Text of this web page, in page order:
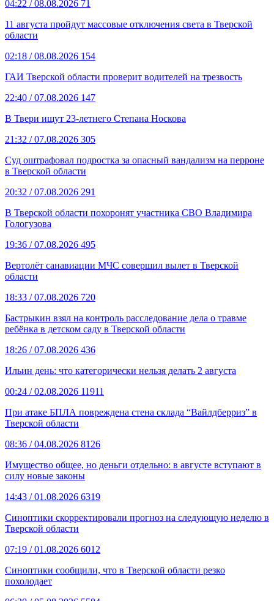
04:22 / 08.08.2026 71
11 августа пройдут массовые отключения света в Тверской
области
02:18 / 08.08.2026 154
ГАИ Тверской области проверит водителей на трезвость
22:40 / 07.08.2026 147
В Твери ищут 23-летнего Степана Носкова
21:32 / 07.08.2026 305
Суд оштрафовал подростка за опасный вандализм на перроне
в Тверской области
20:32 / 07.08.2026 291
В Тверской области похоронят участника СВО Владимира
Гологузова
19:36 / 07.08.2026 495
Вертолёт санавиации МЧС совершил вылет в Тверской
области
18:33 / 07.08.2026 720
Бастрыкин взял на контроль расследование дела о травме
ребёнка в детском саду в Тверской области
18:26 / 07.08.2026 436
Ильин день: что категорически нельзя делать 2 августа
00:24 / 02.08.2026 11911
При атаке БПЛА повреждена стена склада “Вайлдберриз” в
Тверской области
08:36 / 04.08.2026 8126
Имущество общее, но деньги отдельно: в августе вступают в
силу новые законы
14:43 / 01.08.2026 6319
Синоптики скорректировали прогноз на следующую неделю в
Тверской области
07:19 / 01.08.2026 6012
Синоптики сообщили, что в Тверской области резко
похолодает